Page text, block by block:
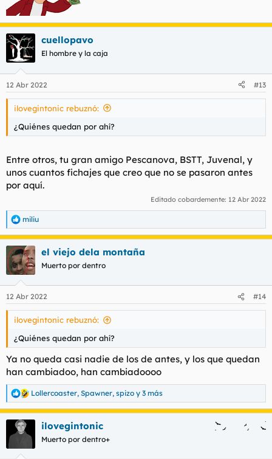
cuellopavo
El hombre y la caja
12 Abr 2022 #13
ilovegintonic rebuznó:
¿Quiénes quedan por ahí?
Entre otros, tu gran amigo Pescanova, BSTT, Juvenal, y
unos cuantos fichajes que creo que no se pasaron antes
por aquí.
Editado cobardemente: 12 Abr 2022
R
e
a
c
c
i
e
s
miliu
el viejo dela montaña
Muerto por dentro
12 Abr 2022 #14
ilovegintonic rebuznó:
¿Quiénes quedan por ahí?
Ya no queda casi nadie de los de antes, y los que quedan
han cambiadoo, han cambiadoooo
R
e
a
c
Lollercoaster, Spawner, spizo y 3 más
ilovegintonic
Muerto por dentro+